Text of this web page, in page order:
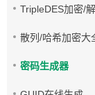
TripleDES加密/
散列/哈希加密大
密码生成器